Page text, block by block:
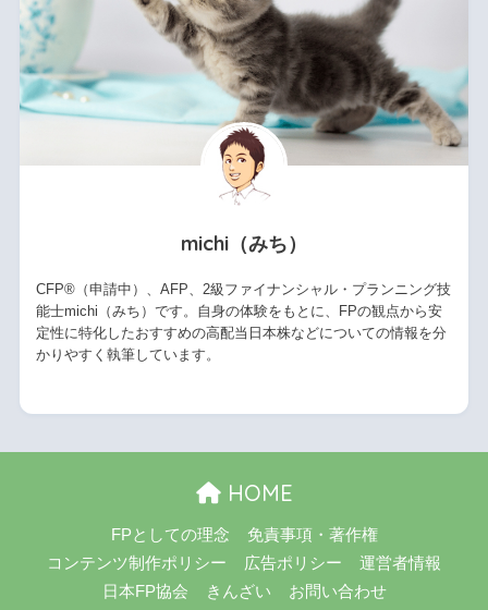
michi（みち）
CFP®（申請中）、AFP、2級ファイナンシャル・プランニング技
能士michi（みち）です。自身の体験をもとに、FPの観点から安
定性に特化したおすすめの高配当日本株などについての情報を分
かりやすく執筆しています。
HOME
FPとしての理念
免責事項・著作権
コンテンツ制作ポリシー
広告ポリシー
運営者情報
日本FP協会
きんざい お問い合わせ